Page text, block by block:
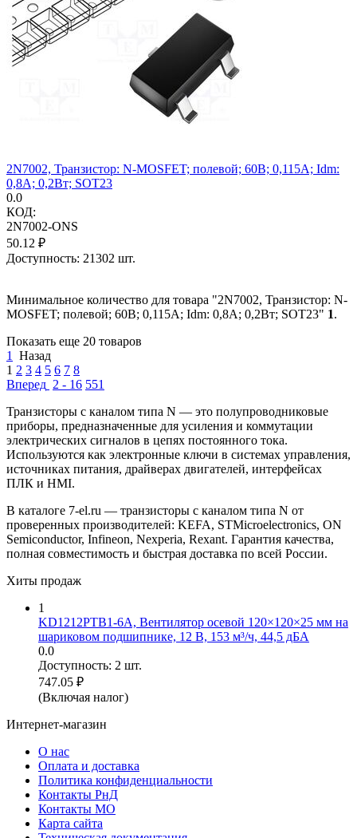
2N7002, Транзистор: N-MOSFET; полевой; 60В; 0,115А; Idm:
0,8А; 0,2Вт; SOT23
0.0
КОД:
2N7002-ONS
50.12 ₽
Доступность: 21302 шт.
Минимальное количество для товара "2N7002, Транзистор: N-
MOSFET; полевой; 60В; 0,115А; Idm: 0,8А; 0,2Вт; SOT23" 1.
Показать еще 20 товаров
1
Назад
1 2 3 4 5 6 7 8
Вперед 2 - 16 551
Транзисторы с каналом типа N — это полупроводниковые
приборы, предназначенные для усиления и коммутации
электрических сигналов в цепях постоянного тока.
Используются как электронные ключи в системах управления,
источниках питания, драйверах двигателей, интерфейсах
ПЛК и HMI.
В каталоге 7-el.ru — транзисторы с каналом типа N от
проверенных производителей: KEFA, STMicroelectronics, ON
Semiconductor, Infineon, Nexperia, Rexant. Гарантия качества,
полная совместимость и быстрая доставка по всей России.
Хиты продаж
1
KD1212PTB1-6A, Вентилятор осевой 120×120×25 мм на
шариковом подшипнике, 12 В, 153 м³/ч, 44,5 дБА
0.0
Доступность: 2 шт.
747.05 ₽
(Включая налог)
Интернет-магазин
О нас
Оплата и доставка
Политика конфиденциальности
Контакты РнД
Контакты МО
Карта сайта